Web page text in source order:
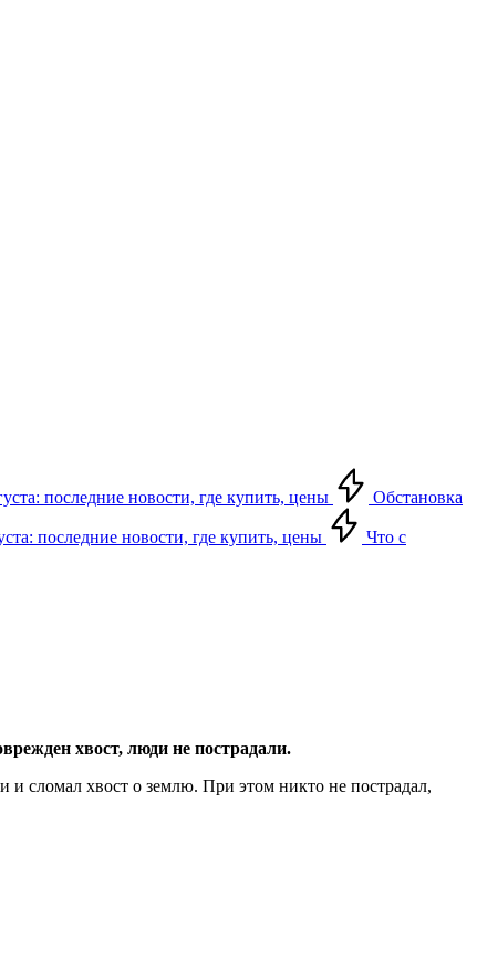
последние новости, где купить, цены Обстановка
последние новости, где купить, цены
Что с
хвост, люди не пострадали.
и сломал хвост о землю. При этом никто не пострадал,